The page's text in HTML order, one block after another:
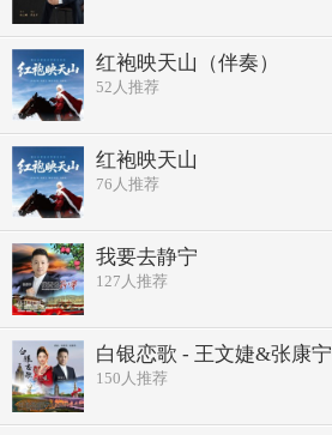
红袍映天山（伴奏）
52 人推荐
红袍映天山
76 人推荐
我要去静宁
127 人推荐
白银恋歌 - 王文婕&张康宁
150 人推荐